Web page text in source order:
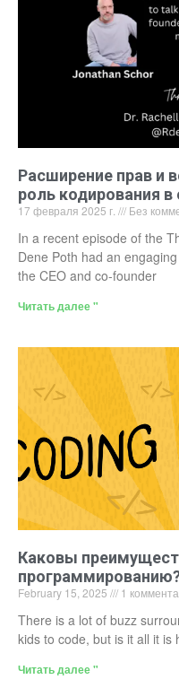
Расширение прав и
роль кодирования в
17 февраля 2025 г. Без
In a recent episode of the
Dene Poth had an
the CEO and co-founder
Читать далее "
Каковы
February 15, 2025 1
There is a lot of buzz
kids to code, but is it all it is
Читать далее "